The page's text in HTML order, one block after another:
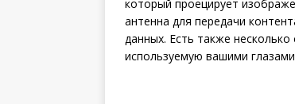
который проецирует
антенна для передачи
данных. Есть также
используемую вашими